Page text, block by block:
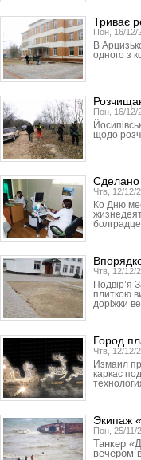
Триває
Пон, 16/12/
В
одного з
Пон, 16/12/
щодо
Сделано
Чтв, 12/12/
Ко Дню
Чтв, 12/12/
Подвір’я
плиткою
доріжки
Город
Чтв, 12/12/
Измаил
каркас
Экипаж
Пон, 25/11/
Танкер
вечером